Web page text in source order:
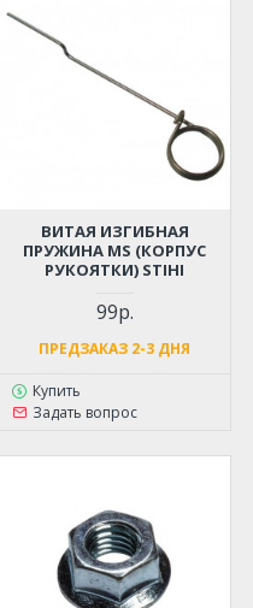
ВИТАЯ ИЗГИБНАЯ
ПРУЖИНА MS (КОРПУС
РУКОЯТКИ) STIHI
99р.
ПРЕДЗАКАЗ 2-3 ДНЯ
Купить
Задать вопрос